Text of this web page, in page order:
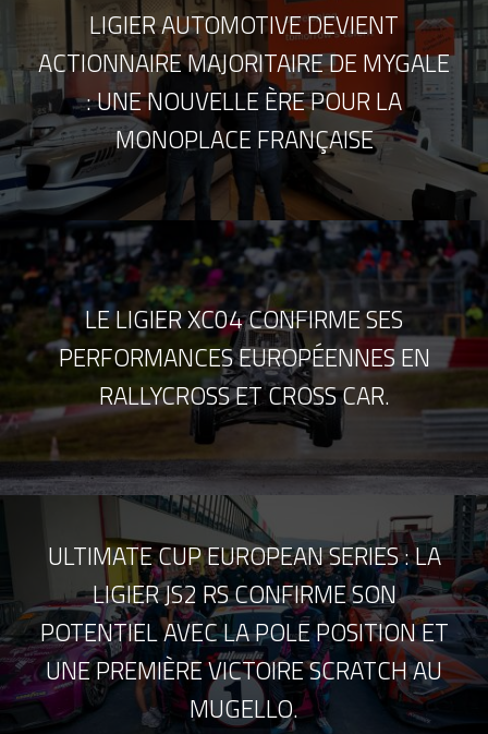
LIGIER AUTOMOTIVE DEVIENT
ACTIONNAIRE MAJORITAIRE DE MYGALE
: UNE NOUVELLE ÈRE POUR LA
MONOPLACE FRANÇAISE
LE LIGIER XC04 CONFIRME SES
PERFORMANCES EUROPÉENNES EN
RALLYCROSS ET CROSS CAR.
ULTIMATE CUP EUROPEAN SERIES : LA
LIGIER JS2 RS CONFIRME SON
POTENTIEL AVEC LA POLE POSITION ET
UNE PREMIÈRE VICTOIRE SCRATCH AU
MUGELLO.